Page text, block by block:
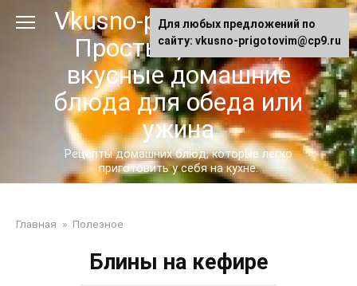
Vkusno-prigotovim.ru -
Простые, сытные,
вкусные домашние
блюда для обеда или
ужина
Рецепты домашних блюд, которые легко
приготовить у себя на кухне.
Главная » Полезное
Блины на кефире
Для любых предложений по
сайту: vkusno-prigotovim@cp9.ru